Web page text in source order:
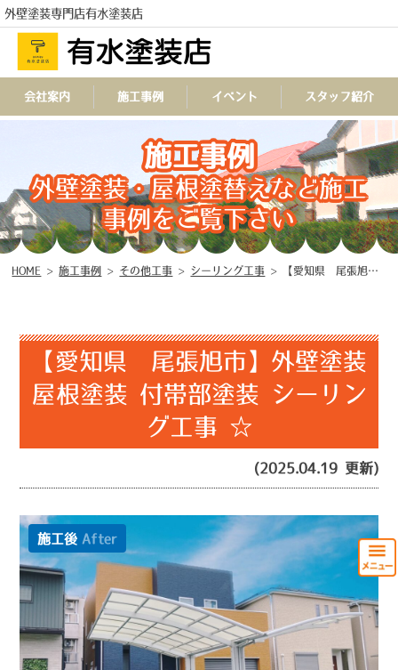
外壁塗装専門店有水塗装店
TEL
会社案内 施工事例 イベント スタッフ紹介
施工事例
外壁塗装・屋根塗替えなど施工
事例をご覧下さい
HOME > 施工事例 > その他工事 > シーリング工事 > 【愛知県 尾張旭市】外壁塗装 屋根塗装 付帯部塗装 シーリング工事 ☆
【愛知県 尾張旭市】外壁塗装
屋根塗装 付帯部塗装 シーリン
グ工事 ☆
(2025.04.19 更新)
施工後 After